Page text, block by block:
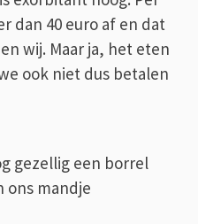
dan 40 euro af en dat
wij. Maar ja, het eten
ook niet dus betalen
gezellig een borrel
ons mandje